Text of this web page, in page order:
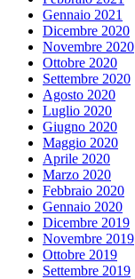
Gennaio 2021
Dicembre 2020
Novembre 2020
Ottobre 2020
Settembre 2020
Agosto 2020
Luglio 2020
Giugno 2020
Maggio 2020
Aprile 2020
Marzo 2020
Febbraio 2020
Gennaio 2020
Dicembre 2019
Novembre 2019
Ottobre 2019
Settembre 2019